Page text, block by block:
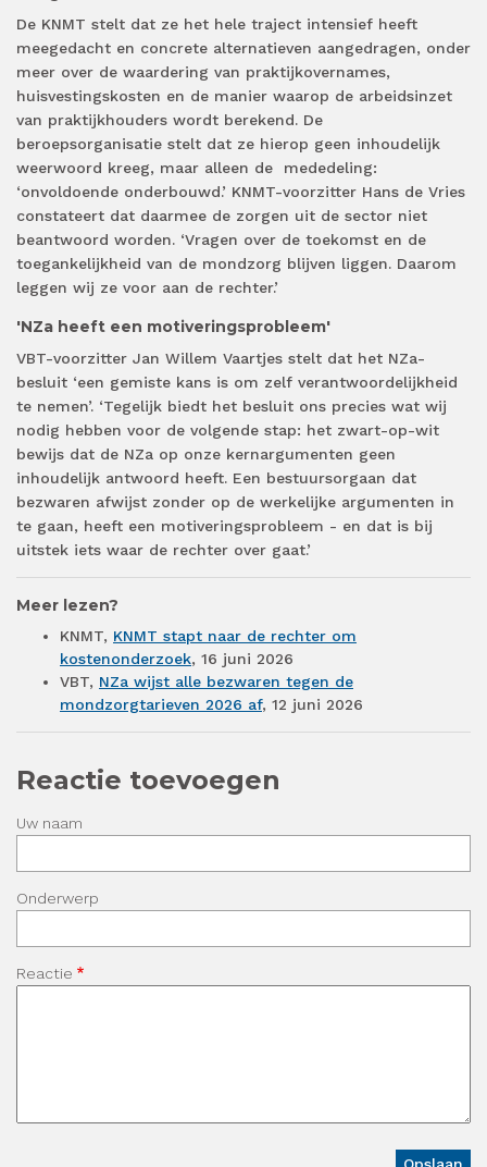
De KNMT stelt dat ze het hele traject intensief heeft
meegedacht en concrete alternatieven aangedragen, onder
meer over de waardering van praktijkovernames,
huisvestingskosten en de manier waarop de arbeidsinzet
van praktijkhouders wordt berekend. De
beroepsorganisatie stelt dat ze hierop geen inhoudelijk
weerwoord kreeg, maar alleen de
mededeling:
‘onvoldoende onderbouwd.’ KNMT-voorzitter Hans de Vries
constateert dat daarmee de zorgen uit de sector niet
beantwoord worden. ‘Vragen over de toekomst en de
toegankelijkheid van de mondzorg blijven liggen. Daarom
leggen wij ze voor aan de rechter.’
'NZa heeft een motiveringsprobleem'
VBT-voorzitter Jan Willem Vaartjes stelt dat het NZa-
besluit ‘een gemiste kans is om zelf verantwoordelijkheid
te nemen’. ‘Tegelijk biedt het besluit ons precies wat wij
nodig hebben voor de volgende stap: het zwart-op-wit
bewijs dat de NZa op onze kernargumenten geen
inhoudelijk antwoord heeft. Een bestuursorgaan dat
bezwaren afwijst zonder op de werkelijke argumenten in
te gaan, heeft een motiveringsprobleem - en dat is bij
uitstek iets waar de rechter over gaat.’
Meer lezen?
KNMT, KNMT stapt naar de rechter om
kostenonderzoek, 16 juni 2026
VBT, NZa wijst alle bezwaren tegen de
mondzorgtarieven 2026 af, 12 juni 2026
Reactie toevoegen
Uw naam
Onderwerp
Reactie